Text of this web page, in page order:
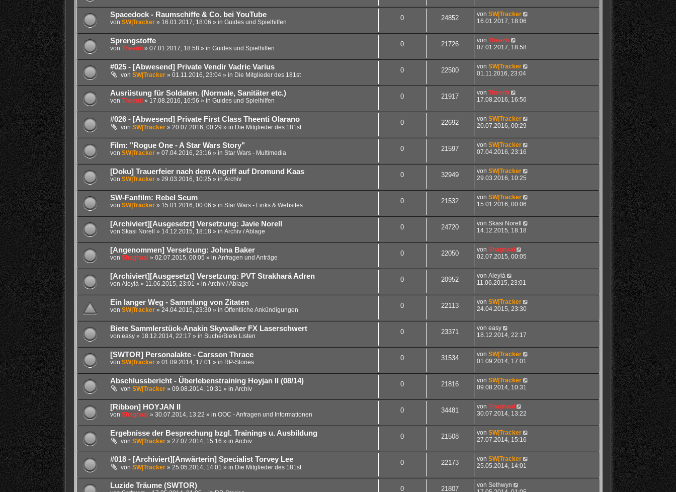
Spacedock - Raumschiffe & Co. bei YouTube
von SW|Tracker» 16.01.2017, 18:06 » in Guides und Spielhilfen
0 24852 von SW|Tracker
16.01.2017, 18:06
Sprengstoffe
von Theenti» 07.01.2017, 18:58 » in Guides und Spielhilfen
0 21726 von Theenti
07.01.2017, 18:58
#025 - [Abwesend] Private Vendir Vadric Varius
von SW|Tracker» 01.11.2016, 23:04 » in Die Mitglieder des 181st
0 22500 von SW|Tracker
01.11.2016, 23:04
Ausrüstung für Soldaten. (Normale, Sanitäter etc.)
von Theenti» 17.08.2016, 16:56 » in Guides und Spielhilfen
0 21917 von Theenti
17.08.2016, 16:56
#026 - [Abwesend] Private First Class Theenti Olarano
von SW|Tracker» 20.07.2016, 00:29 » in Die Mitglieder des 181st
0 22692 von SW|Tracker
20.07.2016, 00:29
Film: "Rogue One - A Star Wars Story"
von SW|Tracker» 07.04.2016, 23:16 » in Star Wars - Multimedia
0 21597 von SW|Tracker
07.04.2016, 23:16
[Doku] Trauerfeier nach dem Angriff auf Dromund Kaas
von SW|Tracker» 29.03.2016, 10:25 » in Archiv
0 32949 von SW|Tracker
29.03.2016, 10:25
SW-Fanfilm: Rebel Scum
von SW|Tracker» 15.01.2016, 00:06 » in Star Wars - Links & Websites
0 21532 von SW|Tracker
15.01.2016, 00:06
[Archiviert][Ausgesetzt] Versetzung: Javie Norell
von Skasi Norell » 14.12.2015, 18:18 » in Archiv / Ablage
0 24720 von Skasi Norell
14.12.2015, 18:18
[Angenommen] Versetzung: Johna Baker
von Shaghaal» 02.07.2015, 00:05 » in Anfragen und Anträge
0 22050 von Shaghaal
02.07.2015, 00:05
[Archiviert][Ausgesetzt] Versetzung: PVT Strakhará Adren
von Aleyiá » 11.06.2015, 23:01 » in Archiv / Ablage
0 20952 von Aleyiá
11.06.2015, 23:01
Ein langer Weg - Sammlung von Zitaten
von SW|Tracker» 24.04.2015, 23:30 » in Öffentliche Ankündigungen
0 22113 von SW|Tracker
24.04.2015, 23:30
Biete Sammlerstück-Anakin Skywalker FX Laserschwert
von easy» 18.12.2014, 22:17 » in Suche/Biete Listen
0 23371 von easy
18.12.2014, 22:17
[SWTOR] Personalakte - Carsson Thrace
von SW|Tracker» 01.09.2014, 17:01 » in RP-Stories
0 31534 von SW|Tracker
01.09.2014, 17:01
Abschlussbericht - Überlebenstraining Hoyjan II (08/14)
von SW|Tracker» 09.08.2014, 10:31 » in Archiv
0 21816 von SW|Tracker
09.08.2014, 10:31
[Ribbon] HOYJAN II
von Shaghaal» 30.07.2014, 13:22 » in OOC - Anfragen und Informationen
0 34481 von Shaghaal
30.07.2014, 13:22
Ergebnisse der Besprechung bzgl. Trainings u. Ausbildung
von SW|Tracker» 27.07.2014, 15:16 » in Archiv
0 21508 von SW|Tracker
27.07.2014, 15:16
#018 - [Archiviert][Anwärterin] Specialist Torvey Lee
von SW|Tracker» 25.05.2014, 14:01 » in Die Mitglieder des 181st
0 22173 von SW|Tracker
25.05.2014, 14:01
Luzide Träume (SWTOR) 0 21807 von Sethwyn